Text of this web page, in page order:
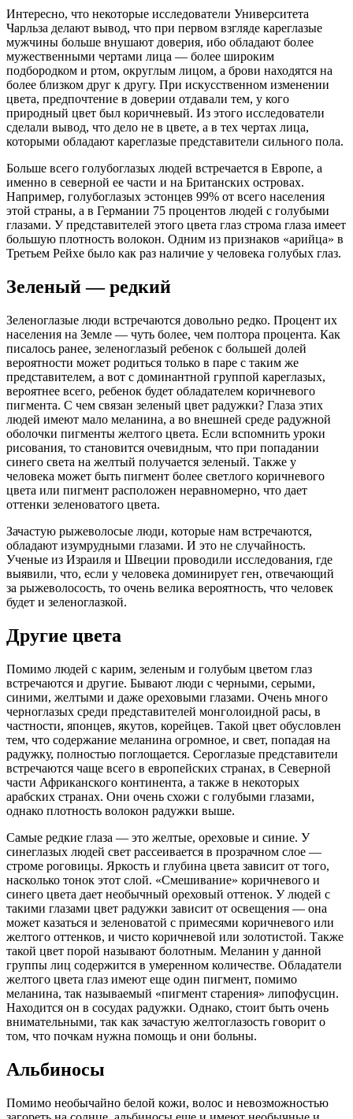
Интересно, что некоторые исследователи Университета
Чарльза делают вывод, что при первом взгляде кареглазые
мужчины больше внушают доверия, ибо обладают более
мужественными чертами лица — более широким
подбородком и ртом, округлым лицом, а брови находятся на
более близком друг к другу. При искусственном изменении
цвета, предпочтение в доверии отдавали тем, у кого
природный цвет был коричневый. Из этого исследователи
сделали вывод, что дело не в цвете, а в тех чертах лица,
которыми обладают кареглазые представители сильного пола.
Больше всего голубоглазых людей встречается в Европе, а
именно в северной ее части и на Британских островах.
Например, голубоглазых эстонцев 99% от всего населения
этой страны, а в Германии 75 процентов людей с голубыми
глазами. У представителей этого цвета глаз строма глаза имеет
большую плотность волокон. Одним из признаков «арийца» в
Третьем Рейхе было как раз наличие у человека голубых глаз.
Зеленый — редкий
Зеленоглазые люди встречаются довольно редко. Процент их
населения на Земле — чуть более, чем полтора процента. Как
писалось ранее, зеленоглазый ребенок с большей долей
вероятности может родиться только в паре с таким же
представителем, а вот с доминантной группой кареглазых,
вероятнее всего, ребенок будет обладателем коричневого
пигмента. C чем связан зеленый цвет радужки? Глаза этих
людей имеют мало меланина, а во внешней среде радужной
оболочки пигменты желтого цвета. Если вспомнить уроки
рисования, то становится очевидным, что при попадании
синего света на желтый получается зеленый. Также у
человека может быть пигмент более светлого коричневого
цвета или пигмент расположен неравномерно, что дает
оттенки зеленоватого цвета.
Зачастую рыжеволосые люди, которые нам встречаются,
обладают изумрудными глазами. И это не случайность.
Ученые из Израиля и Швеции проводили исследования, где
выявили, что, если у человека доминирует ген, отвечающий
за рыжеволосость, то очень велика вероятность, что человек
будет и зеленоглазкой.
Другие цвета
Помимо людей с карим, зеленым и голубым цветом глаз
встречаются и другие. Бывают люди с черными, серыми,
синими, желтыми и даже ореховыми глазами. Очень много
черноглазых среди представителей монголоидной расы, в
частности, японцев, якутов, корейцев. Такой цвет обусловлен
тем, что содержание меланина огромное, и свет, попадая на
радужку, полностью поглощается. Сероглазые представители
встречаются чаще всего в европейских странах, в Северной
части Африканского континента, а также в некоторых
арабских странах. Они очень схожи с голубыми глазами,
однако плотность волокон радужки выше.
Самые редкие глаза — это желтые, ореховые и синие. У
синеглазых людей свет рассеивается в прозрачном слое —
строме роговицы. Яркость и глубина цвета зависит от того,
насколько тонок этот слой. «Смешивание» коричневого и
синего цвета дает необычный ореховый оттенок. У людей с
такими глазами цвет радужки зависит от освещения — она
может казаться и зеленоватой с примесями коричневого или
желтого оттенков, и чисто коричневой или золотистой. Также
такой цвет порой называют болотным. Меланин у данной
группы лиц содержится в умеренном количестве. Обладатели
желтого цвета глаз имеют еще один пигмент, помимо
меланина, так называемый «пигмент старения» липофусцин.
Находится он в сосудах радужки. Однако, стоит быть очень
внимательными, так как зачастую желтоглазость говорит о
том, что почкам нужна помощь и они больны.
Альбиносы
Помимо необычайно белой кожи, волос и невозможностью